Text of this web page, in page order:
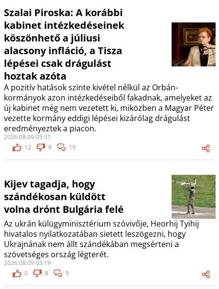
Szalai Piroska: A korábbi
kabinet intézkedéseinek
köszönhető a júliusi
alacsony infláció, a Tisza
lépései csak drágulást
hoztak azóta
A pozitív hatások szinte kivétel nélkül az Orbán-
kormányok azon intézkedéseiből fakadnak, amelyeket az
új kabinet még nem vezetett ki, miközben a Magyar Péter
vezette kormány eddigi lépései kizárólag drágulást
eredményeztek a piacon.
2026.08.09 05:31
12
6 19
Kijev tagadja, hogy
szándékosan küldött
volna drónt Bulgária felé
Az ukrán külügyminisztérium szóvivője, Heorhij Tyihij
hivatalos nyilatkozatában sietett leszögezni, hogy
Ukrajnának nem állt szándékában megsérteni a
szövetséges ország légterét.
2026.08.09 05:19
0
8 9